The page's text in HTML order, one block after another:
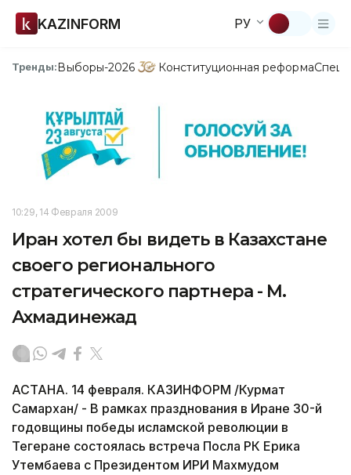
KAZINFORM РУ
Тренды:Выборы-2026 Конституционная реформа
10:29, 14 Февраля 2009
Иран хотел бы видеть в Казахстане
своего регионального
стратегического партнера - М.
Ахмадинежад
АСТАНА. 14 февраля. КАЗИНФОРМ /Курмат
Самархан/ - В рамках празднования в Иране 30-й
годовщины победы исламской революции в
Тегеране состоялась встреча Посла РК Ерика
Утембаева с Президентом ИРИ Махмудом